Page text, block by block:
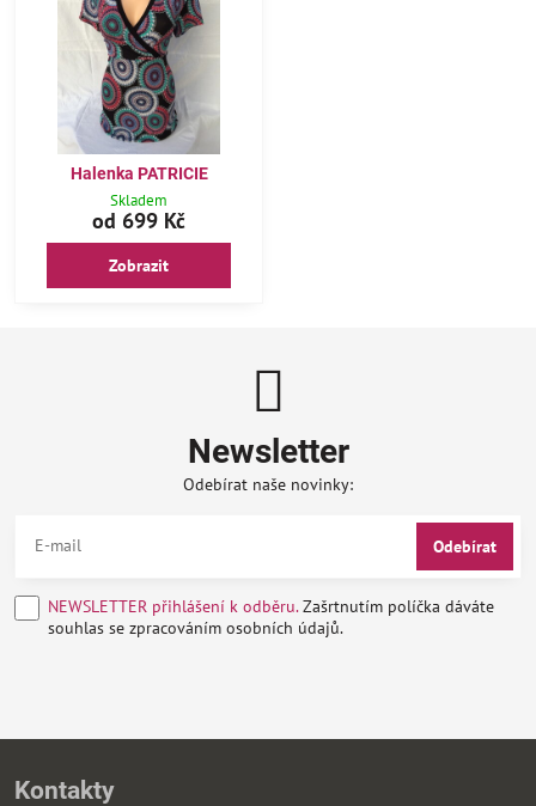
Halenka PATRICIE
Skladem
od 699 Kč
Zobrazit
Newsletter
Odebírat naše novinky:
Odebírat
NEWSLETTER přihlášení k odběru.Zašrtnutím políčka dáváte
souhlas se zpracováním osobních údajů.
Kontakty